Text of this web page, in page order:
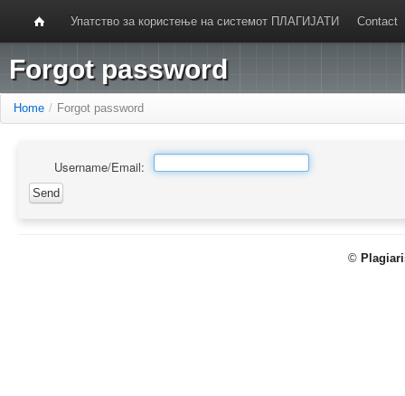
Упатство за користење на системот ПЛАГИЈАТИ Contact
Forgot password
Home / Forgot password
Username/Email:
©